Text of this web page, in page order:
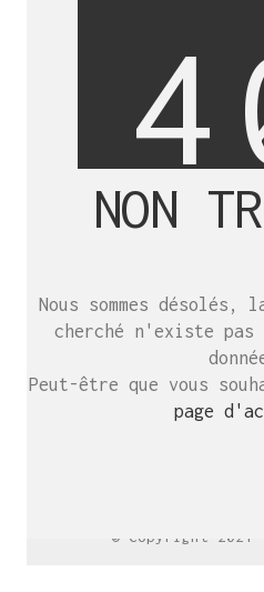
4
NON
Nous sommes désolés,
cherché n'existe pas
Peut-être que vous
page
C’est toujours
afin de parler le
© Copyright 2021